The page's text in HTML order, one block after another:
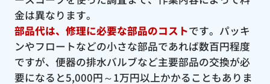
金は異なります。
部品代は、修理に必要な部品のコストです。パッキ
ンやフロートなどの小さな部品であれば数百円程度
ですが、便器の排水バルブなど主要部品の交換が必
要になると5,000円～1万円以上かかることもありま